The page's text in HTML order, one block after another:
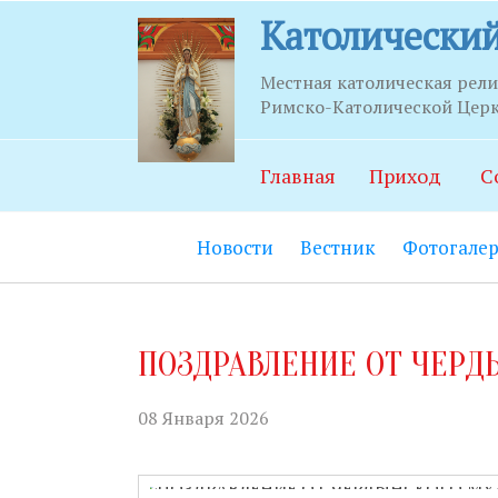
Местная католическая
Римско-Католической
Главная Приход
Новости Вестник
ПОЗДРАВЛЕНИЕ ОТ
08 Января 2026
Часы
Храм:
Часовня
21.00.
06.00 до
Секретариат: